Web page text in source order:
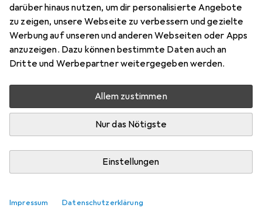
darüber hinaus nutzen, um dir personalisierte Angebote
zu zeigen, unsere Webseite zu verbessern und gezielte
Werbung auf unseren und anderen Webseiten oder Apps
anzuzeigen. Dazu können bestimmte Daten auch an
Dritte und Werbepartner weitergegeben werden.
Allem zustimmen
Nur das Nötigste
Einstellungen
Impressum Datenschutzerklärung
Preis in EUR inkl. MwSt.
Bewertungen Marke
Mehr von BRW
Zwischen Fr, 14.8. und Sa, 15.8. geliefert
Nur 4 Stück an Lager beim Lieferanten
Lieferort angeben für genaue Lieferzeit
In den Warenkorb